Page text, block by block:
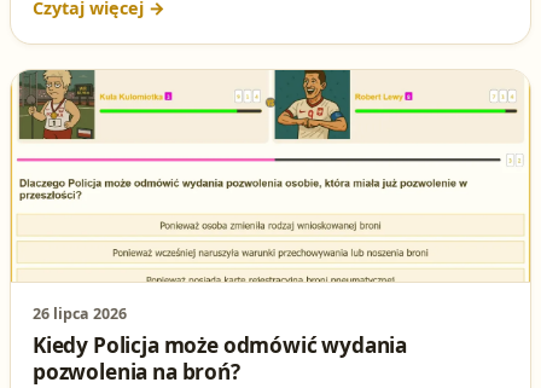
dlaczego broń niewykrywalna jest zakazana i jak to
pytanie może pojawić się na Twoim egzaminie.
26 lipca 2026
Kiedy Policja może odmówić wydania
pozwolenia na broń?